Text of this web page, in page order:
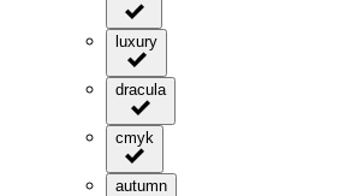
luxury
dracula
cmyk
autumn